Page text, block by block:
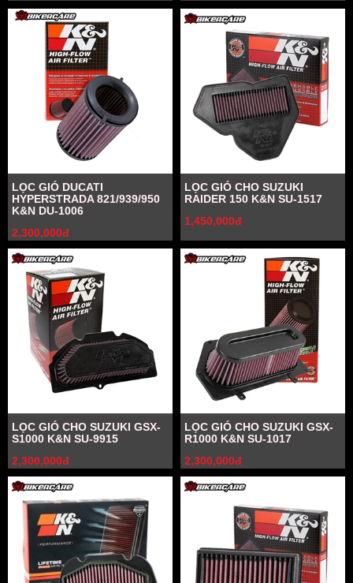
LỌC GIÓ DUCATI
HYPERSTRADA 821/939/950
K&N DU-1006
2,300,000đ
LỌC GIÓ CHO SUZUKI
RAIDER 150 K&N SU-1517
1,450,000đ
LỌC GIÓ CHO SUZUKI GSX-
S1000 K&N SU-9915
2,300,000đ
LỌC GIÓ CHO SUZUKI GSX-
R1000 K&N SU-1017
2,300,000đ